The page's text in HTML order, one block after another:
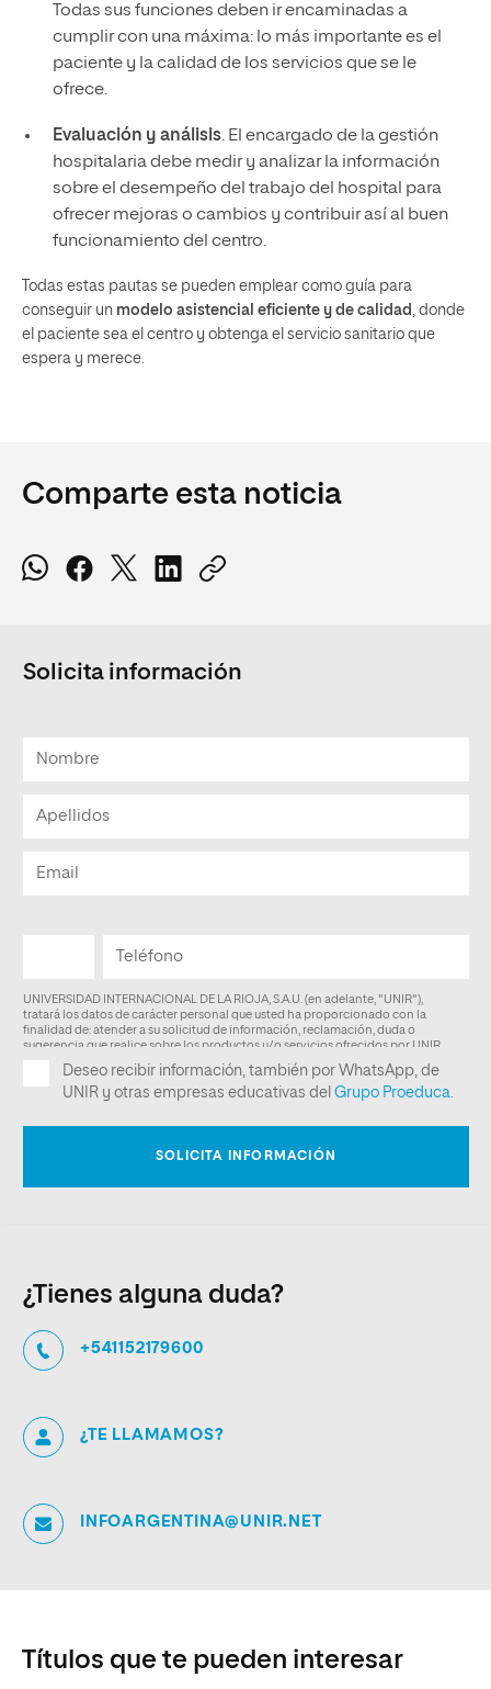
Todas sus funciones deben ir encaminadas a
cumplir con una máxima: lo más importante es el
paciente y la calidad de los servicios que se le
ofrece.
Evaluación y análisis. El encargado de la gestión
hospitalaria debe medir y analizar la información
sobre el desempeño del trabajo del hospital para
ofrecer mejoras o cambios y contribuir así al buen
funcionamiento del centro.
Todas estas pautas se pueden emplear como guía para
conseguir un modelo asistencial eficiente y de calidad , donde
el paciente sea el centro y obtenga el servicio sanitario que
espera y merece.
Comparte esta noticia
Solicita información
¿Tienes alguna duda?
+541152179600
¿TE LLAMAMOS?
INFOARGENTINA@UNIR.NET
Títulos que te pueden interesar